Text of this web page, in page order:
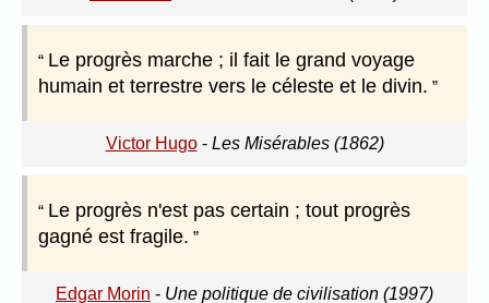
Le progrès marche ; il fait le grand voyage
humain et terrestre vers le céleste et le divin.
Victor Hugo- Les Misérables (1862)
Le progrès n'est pas certain ; tout progrès
gagné est fragile.
Edgar Morin - Une politique de civilisation (1997)